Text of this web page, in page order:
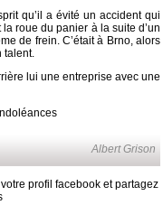
qu’il a évité un accident qui
roue du panier à la suite d’un
de frein. C’était à Brno, alors
talent.
lui une entreprise avec une
Albert Grison
profil facebook et partagez